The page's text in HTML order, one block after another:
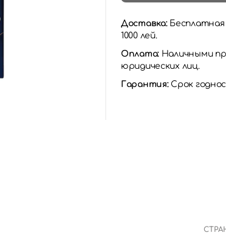
Доставка:
1000 лей.
Оплата: Наличными
юридических лиц.
Гарантия:Срок